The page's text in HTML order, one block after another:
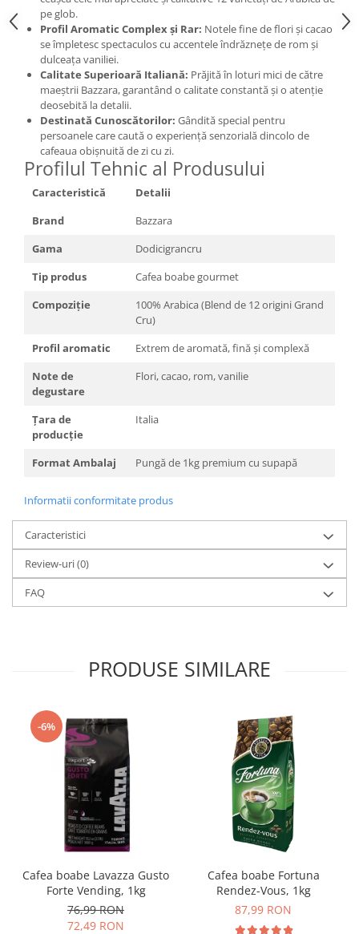
pe glob.
Profil Aromatic Complex și Rar: Notele fine de flori și cacao
se împletesc spectaculos cu accentele îndrăznețe de rom și
dulceața vaniliei.
Calitate Superioară Italiană: Prăjită în loturi mici de către
maeștrii Bazzara, garantând o calitate constantă și o atenție
deosebită la detalii.
Destinată Cunoscătorilor: Gândită special pentru
persoanele care caută o experiență senzorială dincolo de
cafeaua obișnuită de zi cu zi.
Profilul Tehnic al Produsului
Caracteristică
Detalii
Brand
Bazzara
Gama
Dodicigrancru
Tip produs
Cafea boabe gourmet
Compoziție
100% Arabica (Blend de 12 origini Grand
Cru)
Profil aromatic
Extrem de aromată, fină și complexă
Note de
degustare
Flori, cacao, rom, vanilie
Țara de
producție
Italia
Format Ambalaj Pungă de 1kg premium cu supapă
Informatii conformitate produs
Caracteristici
Review-uri(0)
FAQ
PRODUSE SIMILARE
-6%
Cafea boabe Lavazza Gusto
Forte Vending, 1kg
76,99 RON
72,49 RON
Cafea boabe Fortuna
Rendez-Vous, 1kg
87,99 RON